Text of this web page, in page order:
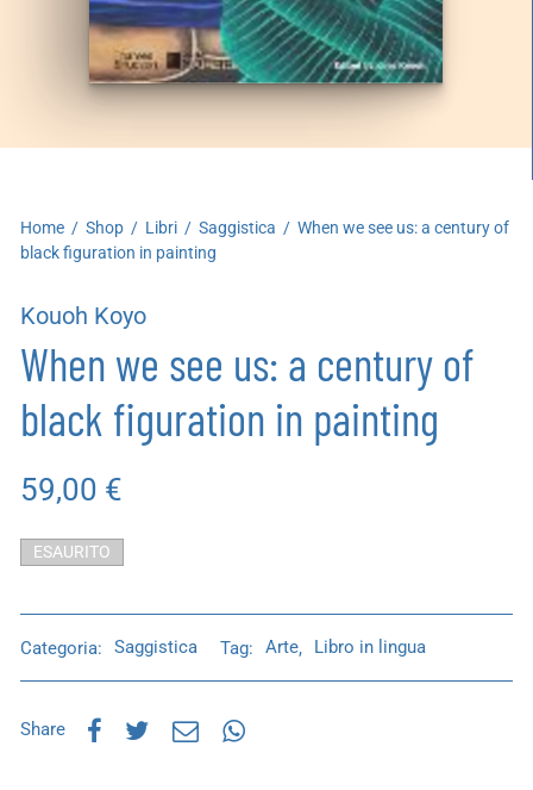
Home / Shop / Libri / Saggistica / When we see us: a century of
black figuration in painting
Kouoh Koyo
When we see us: a century of
black figuration in painting
59,00 €
ESAURITO
Categoria: Saggistica Tag: Arte, Libro in lingua
Share